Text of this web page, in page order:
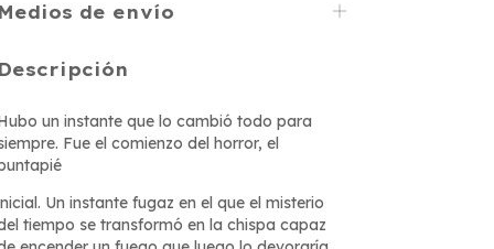
de envío
un instante que lo cambió todo para
Fue el comienzo del horror, el
Un instante fugaz en el que el misterio
tiempo se transformó en la chispa capaz